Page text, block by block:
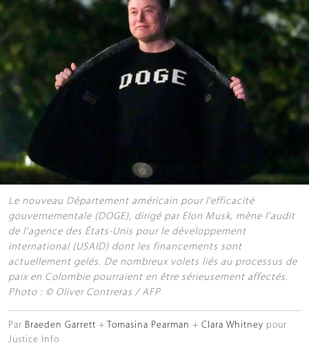
Le nouveau Département américain pour l’efficacité
gouvernementale (DOGE), dirigé par Elon Musk, mène l’audit
de l’agence des États-Unis pour le développement
international (USAID) dont les financements sont
actuellement gelés. De nombreux volets liés au processus de
paix en Colombie pourraient en être sérieusement affectés.
Photo : © Oliver Contreras / AFP
Par Braeden Garrett Tomasina Pearman Clara Whitney pour
Justice Info